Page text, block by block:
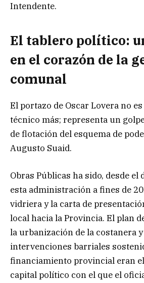
Intendente.
El tablero político:
en el corazón de la
comunal
El portazo de Oscar Lovera no
técnico más; representa un
de flotación del esquema de
Augusto Suaid.
Obras Públicas ha sido, desde el
esta administración a fines de
vidriera y la carta de
local hacia la Provincia. El plan
la urbanización de la costanera
intervenciones barriales
financiamiento provincial eran
capital político con el que el